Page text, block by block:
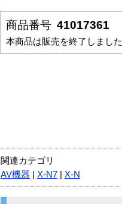
商品番号 41017361
本商品は販売を終了しました
関連カテゴリ
AV機器
X-N7 X-N